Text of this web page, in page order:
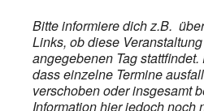
Bitte informiere dich z.B.
Links, ob diese
angegebenen Tag
dass einzelne Termine
verschoben oder insgesamt
Information hier jedoch noch